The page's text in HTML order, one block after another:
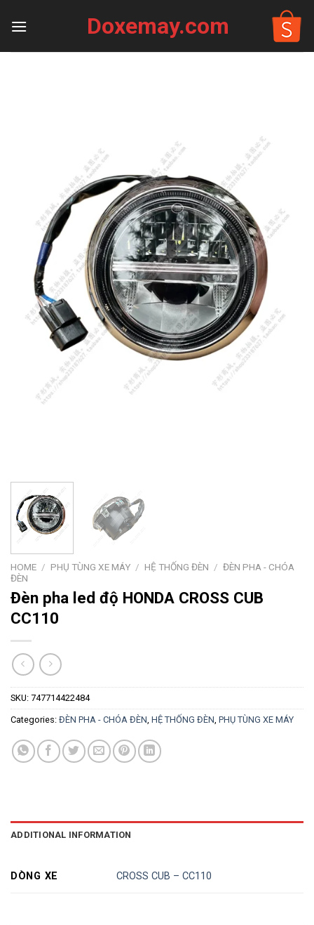
Doxemay.com
HOME / PHỤ TÙNG XE MÁY / HỆ THỐNG ĐÈN / ĐÈN PHA - CHÓA
ĐÈN
Đèn pha led độ HONDA CROSS CUB
CC110
SKU: 747714422484
Categories: ĐÈN PHA - CHÓA ĐÈN, HỆ THỐNG ĐÈN, PHỤ TÙNG XE MÁY
ADDITIONAL INFORMATION
DÒNG XE CROSS CUB – CC110